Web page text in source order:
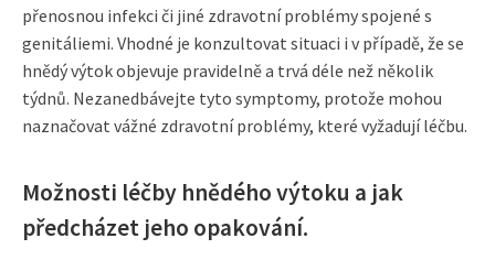
přenosnou infekci či jiné zdravotní problémy spojené s
genitáliemi. Vhodné je konzultovat situaci i v případě, že se
hnědý výtok objevuje pravidelně a trvá déle než několik
týdnů. Nezanedbávejte tyto symptomy, protože mohou
naznačovat vážné zdravotní problémy, které vyžadují léčbu.
Možnosti léčby hnědého výtoku a jak
předcházet jeho opakování.